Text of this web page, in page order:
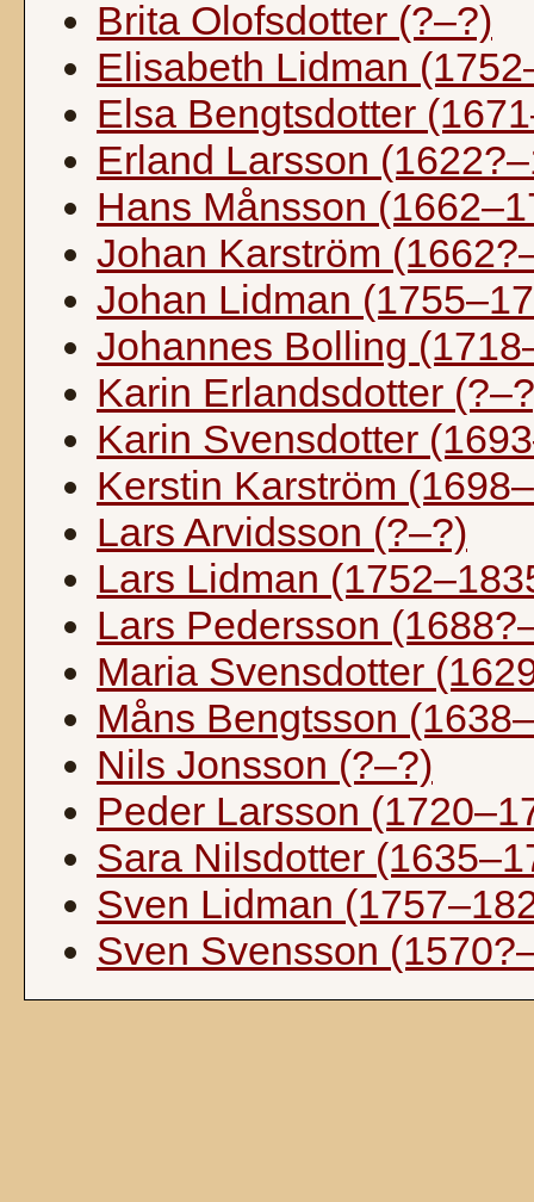
Brita Olofsdotter (?–?)
Elisabeth Lidman
Elsa Bengtsdotter
Erland Larsson
Hans Månsson
Johan Karström
Johan Lidman
Johannes Bolling
Karin Erlandsdotter
Karin Svensdotter
Kerstin Karström
Lars Arvidsson (?–?)
Lars Lidman
Lars Pedersson
Maria Svensdotter
Måns Bengtsson
Nils Jonsson (?–?)
Peder Larsson
Sara Nilsdotter
Sven Lidman
Sven Svensson